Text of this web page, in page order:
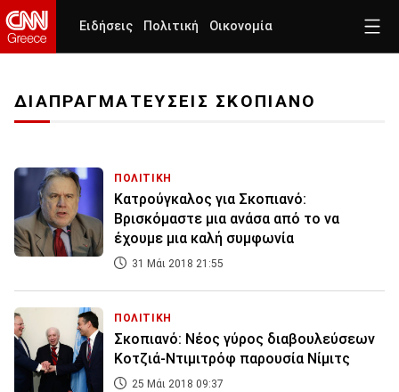
Ειδήσεις Πολιτική Οικονομία
ΔΙΑΠΡΑΓΜΑΤΕΥΣΕΙΣ ΣΚΟΠΙΑΝΟ
ΠΟΛΙΤΙΚΗ
Κατρούγκαλος για Σκοπιανό:
Βρισκόμαστε μια ανάσα από το να
έχουμε μια καλή συμφωνία
31 Μάι 2018 21:55
ΠΟΛΙΤΙΚΗ
Σκοπιανό: Νέος γύρος διαβουλεύσεων
Κοτζιά-Ντιμιτρόφ παρουσία Νίμιτς
25 Μάι 2018 09:37